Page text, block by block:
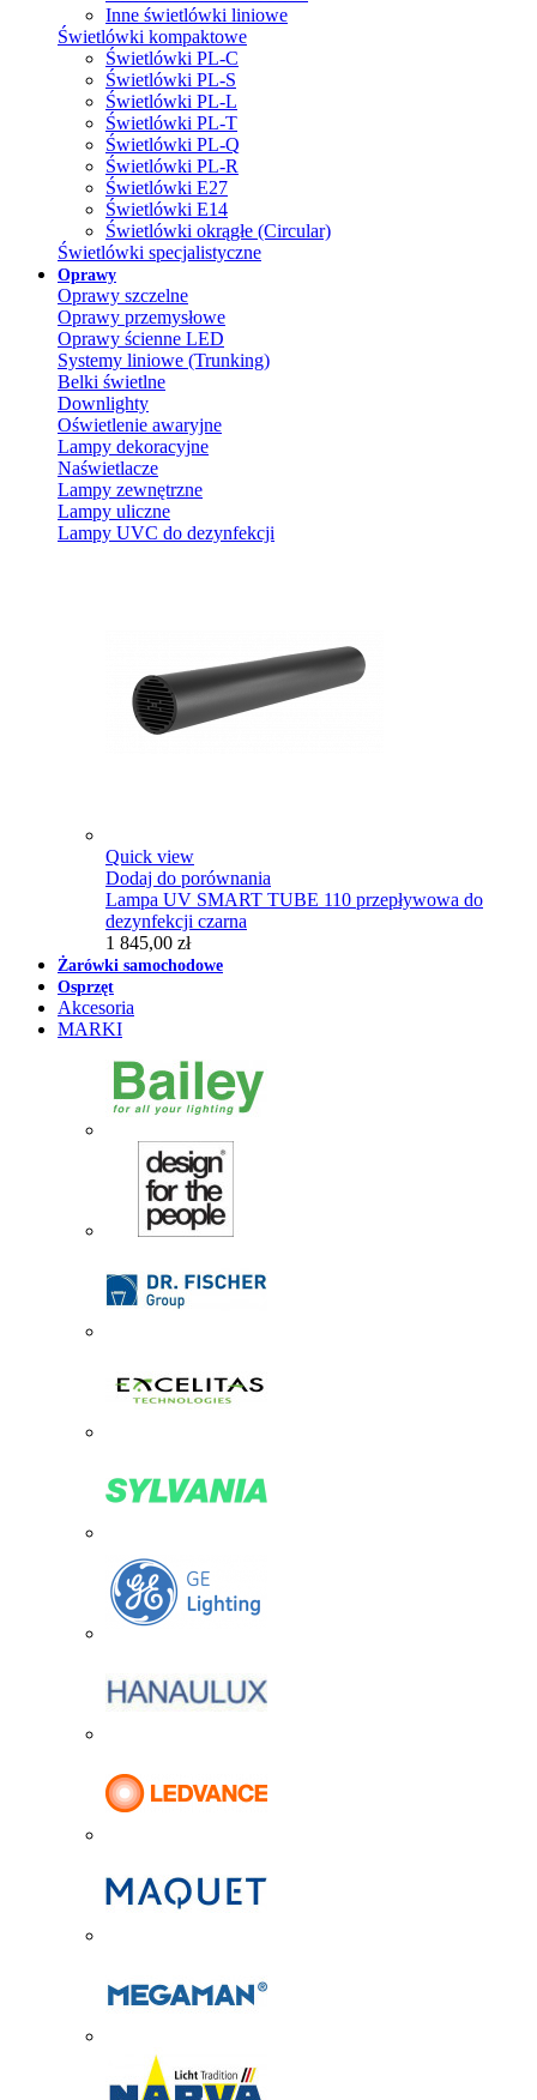
Inne świetlówki liniowe
Świetlówki kompaktowe
Świetlówki PL-C
Świetlówki PL-S
Świetlówki PL-L
Świetlówki PL-T
Świetlówki PL-Q
Świetlówki PL-R
Świetlówki E27
Świetlówki E14
Świetlówki okrągłe (Circular)
Świetlówki specjalistyczne
Oprawy
Oprawy szczelne
Oprawy przemysłowe
Oprawy ścienne LED
Systemy liniowe (Trunking)
Belki świetlne
Downlighty
Oświetlenie awaryjne
Lampy dekoracyjne
Naświetlacze
Lampy zewnętrzne
Lampy uliczne
Lampy UVC do dezynfekcji
Quick view
Dodaj do porównania
Lampa UV SMART TUBE 110 przepływowa do
dezynfekcji czarna
1 845,00 zł
Żarówki samochodowe
Osprzęt
Akcesoria
MARKI